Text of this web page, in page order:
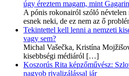
úgy éreztem magam, mint
A pónis rokonairól szóló névtelen
esnek neki, de ez nem az ő
Tekintettel kell lenni a nemzeti
vagy sem?
Michal Vašečka, Kristína
kisebbségi médiáról […]
Koszorús Rita képzőművész:
nagyob rivalizálással jár